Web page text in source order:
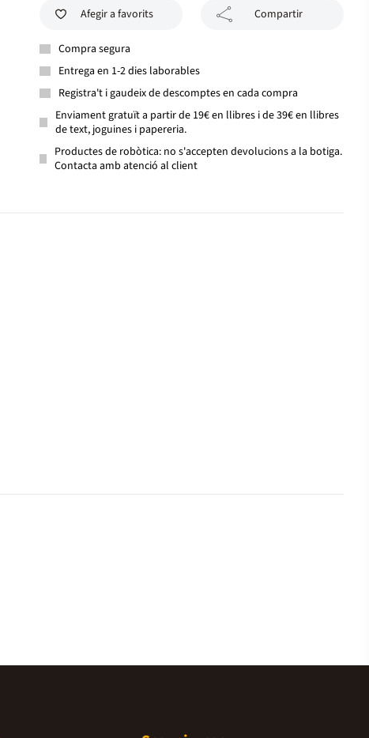
Afegir a favorits Compartir
Compra segura
Entrega en 1-2 dies laborables
Registra't i gaudeix de descomptes en cada compra
Enviament gratuït a partir de 19€ en llibres i de 39€ en llibres
de text, joguines i papereria.
Productes de robòtica: no s'accepten devolucions a la botiga.
Contacta amb atenció al client